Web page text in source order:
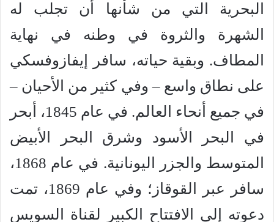
البحرية التي من شأنها أن تجلب له
الشهرة والثروة في وطنه في نهاية
المطاف. وبقية حياته، سافر إيفازوفسكي
على نطاق واسع – وفي كثير من الأحيان –
في جميع أنحاء العالم. في عام 1845، أبحر
في البحر الأسود وشرق البحر الأبيض
المتوسط والجزر اليونانية. في عام 1868،
سافر عبر القوقاز؛ وفي عام 1869، تمت
دعوته إلى الافتتاح الكبير لقناة السويس